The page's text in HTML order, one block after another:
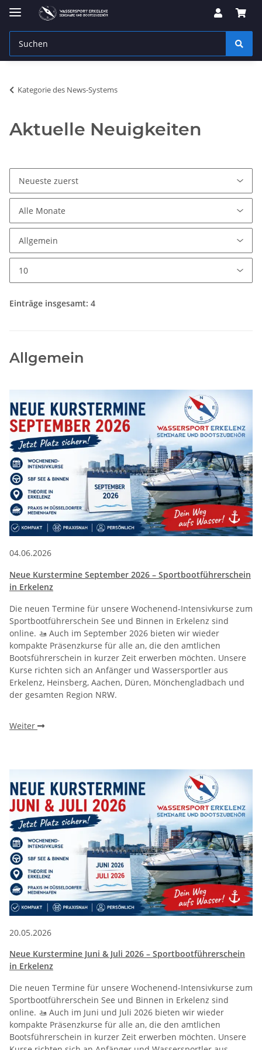
Kategorie des News-Systems
Aktuelle Neuigkeiten
Einträge insgesamt: 4
Allgemein
04.06.2026
Neue Kurstermine September 2026 – Sportbootführerschein
in Erkelenz
Die neuen Termine für unsere Wochenend-Intensivkurse zum
Sportbootführerschein See und Binnen in Erkelenz sind
online. 🚤 Auch im September 2026 bieten wir wieder
kompakte Präsenzkurse für alle an, die den amtlichen
Bootsführerschein in kurzer Zeit erwerben möchten. Unsere
Kurse richten sich an Anfänger und Wassersportler aus
Erkelenz, Heinsberg, Aachen, Düren, Mönchengladbach und
der gesamten Region NRW.
Weiter
20.05.2026
Neue Kurstermine Juni & Juli 2026 – Sportbootführerschein
in Erkelenz
Die neuen Termine für unsere Wochenend-Intensivkurse zum
Sportbootführerschein See und Binnen in Erkelenz sind
online. 🚤 Auch im Juni und Juli 2026 bieten wir wieder
kompakte Präsenzkurse für alle an, die den amtlichen
Bootsführerschein in kurzer Zeit erwerben möchten. Unsere